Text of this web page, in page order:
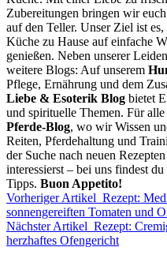
Zubereitungen bringen wir
auf den Teller. Unser Ziel ist
Küche zu Hause auf einfache
genießen. Neben unserer
weitere Blogs: Auf unserem
Pflege, Ernährung und dem
Liebe & Esoterik Blog bietet
und spirituelle Themen. Für
Pferde-Blog, wo wir Wissen
Reiten, Pferdehaltung und
der Suche nach neuen
interessierst – bei uns findest
Tipps. Buon Appetito!
Vorheriger Artikel Rezept:
sonnengereiften Tomaten und
Nächster Artikel Rezept:
herzhaftes Ofengericht